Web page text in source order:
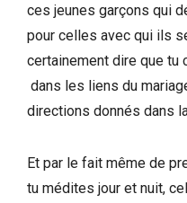
ces jeunes garçons qui
pour celles avec qui ils
certainement dire que tu
dans les liens du
directions donnés dans
Et par le fait même de
tu médites jour et nuit,